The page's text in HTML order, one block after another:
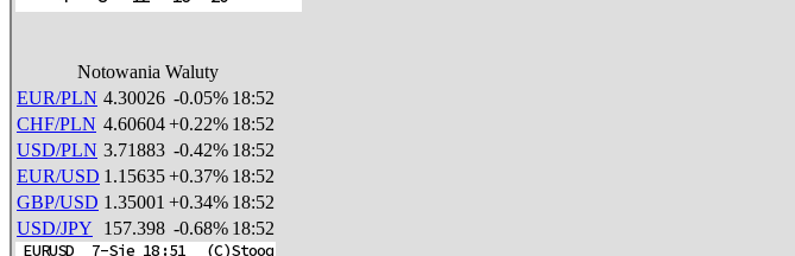
Notowania Waluty
EUR/PLN 4.30026 -0.05% 18:52
CHF/PLN 4.60604+0.22% 18:52
USD/PLN 3.71883 -0.42% 18:52
EUR/USD 1.15635+0.37% 18:52
GBP/USD 1.35001 +0.34% 18:52
USD/JPY
157.398 -0.68% 18:52